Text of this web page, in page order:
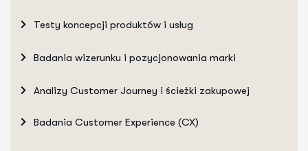
Testy koncepcji produktów i usług
Badania wizerunku i pozycjonowania marki
Analizy Customer Journey i ścieżki zakupowej
Badania Customer Experience (CX)